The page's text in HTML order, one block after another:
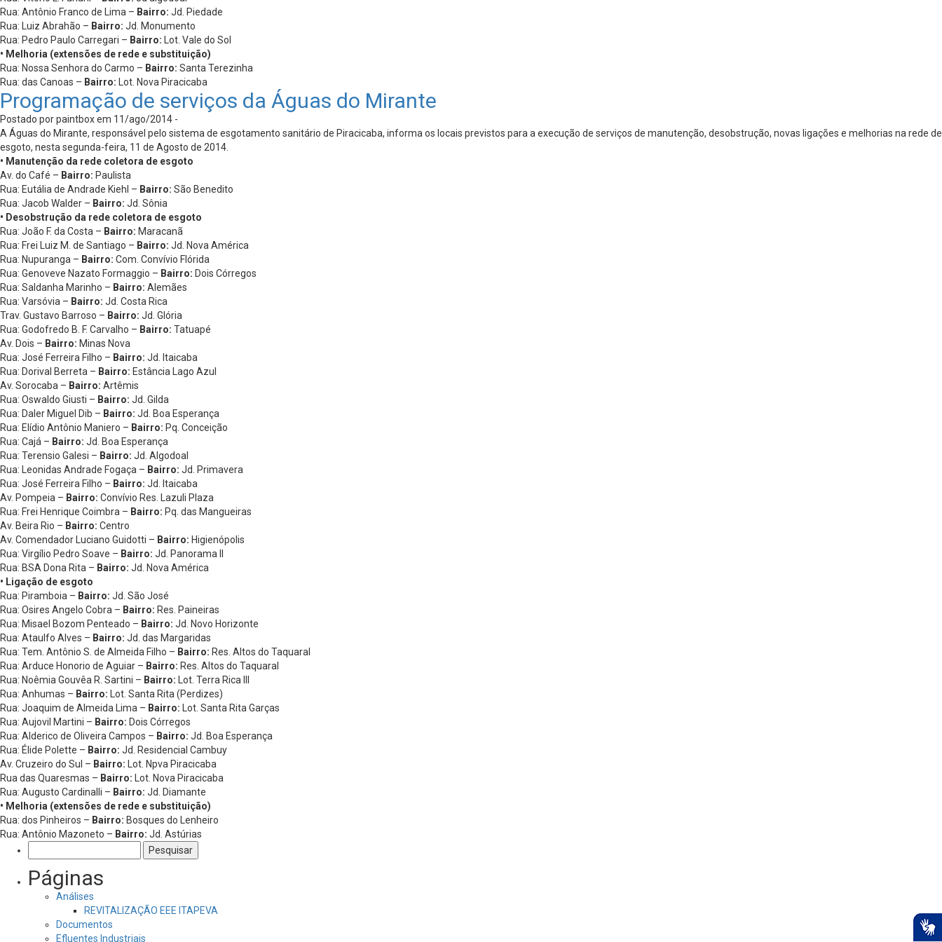
Rua: Antônio Franco de Lima – Bairro: Jd. Piedade
Rua: Luiz Abrahão – Bairro: Jd. Monumento
Rua: Pedro Paulo Carregari – Bairro: Lot. Vale do Sol
• Melhoria (extensões de rede e substituição)
Rua: Nossa Senhora do Carmo – Bairro: Santa Terezinha
Rua: das Canoas – Bairro: Lot. Nova Piracicaba
Programação de serviços da Águas do Mirante
Postado por paintbox em 11/ago/2014 -
A Águas do Mirante, responsável pelo sistema de esgotamento sanitário de Piracicaba, informa os locais previstos para a execução de serviços de manutenção, desobstrução, novas ligações e melhorias na rede de
esgoto, nesta segunda-feira, 11 de Agosto de 2014.
• Manutenção da rede coletora de esgoto
Av. do Café – Bairro: Paulista
Rua: Eutália de Andrade Kiehl – Bairro: São Benedito
Rua: Jacob Walder – Bairro: Jd. Sônia
• Desobstrução da rede coletora de esgoto
Rua: João F. da Costa – Bairro: Maracanã
Rua: Frei Luiz M. de Santiago – Bairro: Jd. Nova América
Rua: Nupuranga – Bairro: Com. Convívio Flórida
Rua: Genoveve Nazato Formaggio – Bairro: Dois Córregos
Rua: Saldanha Marinho – Bairro: Alemães
Rua: Varsóvia – Bairro: Jd. Costa Rica
Trav. Gustavo Barroso – Bairro: Jd. Glória
Rua: Godofredo B. F. Carvalho – Bairro: Tatuapé
Av. Dois – Bairro: Minas Nova
Rua: José Ferreira Filho – Bairro: Jd. Itaicaba
Rua: Dorival Berreta – Bairro: Estância Lago Azul
Av. Sorocaba – Bairro: Artêmis
Rua: Oswaldo Giusti – Bairro: Jd. Gilda
Rua: Daler Miguel Dib – Bairro: Jd. Boa Esperança
Rua: Elídio Antônio Maniero – Bairro: Pq. Conceição
Rua: Cajá – Bairro: Jd. Boa Esperança
Rua: Terensio Galesi – Bairro: Jd. Algodoal
Rua: Leonidas Andrade Fogaça – Bairro: Jd. Primavera
Rua: José Ferreira Filho – Bairro: Jd. Itaicaba
Av. Pompeia – Bairro: Convívio Res. Lazuli Plaza
Rua: Frei Henrique Coimbra – Bairro: Pq. das Mangueiras
Av. Beira Rio – Bairro: Centro
Av. Comendador Luciano Guidotti – Bairro: Higienópolis
Rua: Virgílio Pedro Soave – Bairro: Jd. Panorama II
Rua: BSA Dona Rita – Bairro: Jd. Nova América
• Ligação de esgoto
Rua: Piramboia – Bairro: Jd. São José
Rua: Osires Angelo Cobra – Bairro: Res. Paineiras
Rua: Misael Bozom Penteado – Bairro: Jd. Novo Horizonte
Rua: Ataulfo Alves – Bairro: Jd. das Margaridas
Rua: Tem. Antônio S. de Almeida Filho – Bairro: Res. Altos do Taquaral
Rua: Arduce Honorio de Aguiar – Bairro: Res. Altos do Taquaral
Rua: Noêmia Gouvêa R. Sartini – Bairro: Lot. Terra Rica III
Rua: Anhumas – Bairro: Lot. Santa Rita (Perdizes)
Rua: Joaquim de Almeida Lima – Bairro: Lot. Santa Rita Garças
Rua: Aujovil Martini – Bairro: Dois Córregos
Rua: Alderico de Oliveira Campos – Bairro: Jd. Boa Esperança
Rua: Élide Polette – Bairro: Jd. Residencial Cambuy
Av. Cruzeiro do Sul – Bairro: Lot. Npva Piracicaba
Rua das Quaresmas – Bairro: Lot. Nova Piracicaba
Rua: Augusto Cardinalli – Bairro: Jd. Diamante
• Melhoria (extensões de rede e substituição)
Rua: dos Pinheiros – Bairro: Bosques do Lenheiro
Rua: Antônio Mazoneto – Bairro: Jd. Astúrias
por:
Páginas
Análises
REVITALIZAÇÃO EEE ITAPEVA
Documentos
Efluentes Industriais